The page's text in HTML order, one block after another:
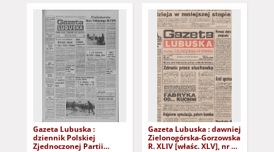
Gazeta Lubuska :
dziennik Polskiej
Zjednoczonej Partii
Gazeta Lubuska : dawniej
Zielonogórska-Gorzowska
R. XLIV [właśc. XLV], nr 52